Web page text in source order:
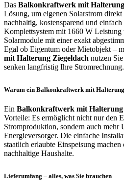
Das Balkonkraftwerk mit
Lösung, um eigenen Solarstrom
nachhaltig, kostensparend und
Komplettsystem mit 1660 W
Solarmodule mit einer exakt
Egal ob Eigentum oder Mietobjekt –
mit Halterung Ziegeldach nutzen
senken langfristig Ihre Stromrechnung.
Warum ein Balkonkraftwerk mit
Ein Balkonkraftwerk mit Halterung
Vorteile: Es ermöglicht nicht nur den
Stromproduktion, sondern auch mehr
Energieversorger. Die einfache
staatlich erlaubte Einspeisung
nachhaltige Haushalte.
Lieferumfang – alles, was Sie brauchen